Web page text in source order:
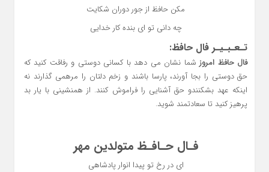
مکن حافظ از جور دوران شکایت
چه دانی تو ای بنده کار خدایی
تـعـبـیـر فال حافظ:
فال حافظ امروزشما نشان می دهد با کسانی دوستی و رفاقت کنید که
حق دوستی را بجا آورند، پارسا باشند و زخم دلتان را مرهمی گذارند نه
اینکه عهد بشکنندو حق آشنایی را فراموش کنند. از همنشینی با یار بد
پرهیز کنید تا سعادتمند شوید.
فـال حـافـظ متولدین مهر
ای در رخ تو پیدا انوار پادشاهی